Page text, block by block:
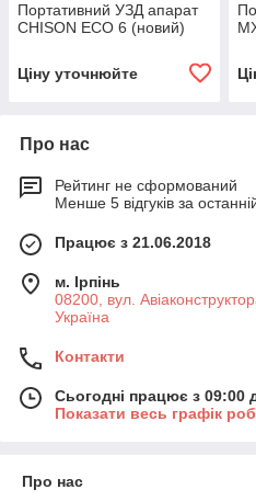
Портативний УЗД апарат
CHISON ECO 6 (новий)
Ціну уточнюйте
Про нас
Рейтинг не сформований
Менше 5 відгуків за
Працює з 21.06.2018
м. Ірпінь
08200, вул.
Україна
Контакти
Сьогодні працює з 09:00
Показати весь графік
Про нас